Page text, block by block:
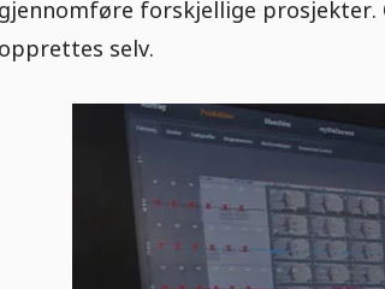
gjennomføre forskjellige
opprettes selv.